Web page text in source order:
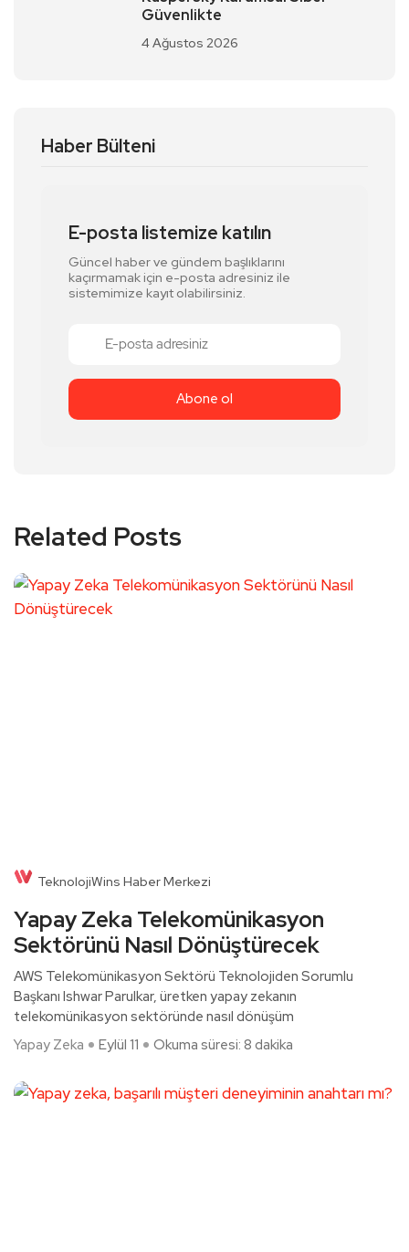
Güvenlikte
4 Ağustos 2026
Haber Bülteni
E-posta listemize katılın
Güncel haber ve gündem başlıklarını
kaçırmamak için e-posta adresiniz ile
sistemimize kayıt olabilirsiniz.
Related Posts
TeknolojiWins Haber Merkezi
Yapay Zeka Telekomünikasyon
Sektörünü Nasıl Dönüştürecek
AWS Telekomünikasyon Sektörü Teknolojiden Sorumlu
Başkanı Ishwar Parulkar, üretken yapay zekanın
telekomünikasyon sektöründe nasıl dönüşüm
Yapay Zeka
Eylül 11 Okuma süresi: 8 dakika